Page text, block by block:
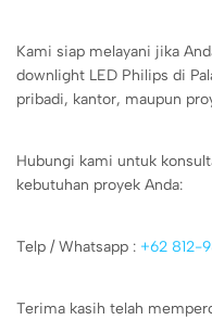
Kami siap melayani jika
downlight LED Philips di
pribadi, kantor, maupun
Hubungi kami untuk
kebutuhan proyek Anda:
Telp / Whatsapp : +62 812-
Terima kasih telah